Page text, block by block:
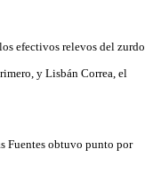
efectivos relevos del zurdo
y Lisbán Correa, el
Fuentes obtuvo punto por